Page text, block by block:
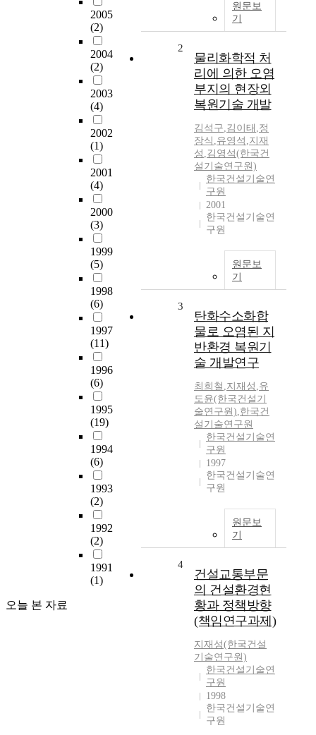
2005
(2)
2004
(2)
2003
(4)
2002
(1)
2001
(4)
2000
(3)
1999
(5)
1998
(6)
1997
(11)
1996
(6)
1995
(19)
1994
(6)
1993
(2)
1992
(2)
1991
(1)
오늘 본 자료
원문보
기
2
물리화학적 처
리에 의한 오염
부지의 현장외
복원기술 개발
김석구,김이태 ,정
장식 ,유영석 ,지재
성 ,김영석(한국건
설기술연구원)
한국건설기술연
구원
2001
한국건설기술연
구원
원문보
기
3
탄화수소화합
물로 오염된 지
반환경 복원기
술 개발연구
최희철 ,지재성 ,유
도윤(한국건설기
술연구원),한국건
설기술연구원
한국건설기술연
구원
1997
한국건설기술연
구원
원문보
기
4
건설교통부문
의 건설환경현
황과 정책방향
(책임연구과제)
지재성(한국건설
기술연구원)
한국건설기술연
구원
1998
한국건설기술연
구원